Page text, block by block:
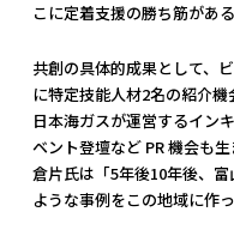
こに定着支援の勝ち筋がある
共創の具体的成果として、
に特定技能人材2名の紹介機
日本海ガスが運営するイン
ベント登壇など PR 機会も生
倉片氏は「5年後10年後、
ような事例をこの地域に作